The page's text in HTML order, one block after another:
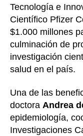
Tecnología e
Científico Pfizer
$1.000 millones
culminación de
investigación
salud en el país.
Una de las
doctora Andrea
epidemiología,
Investigaciones